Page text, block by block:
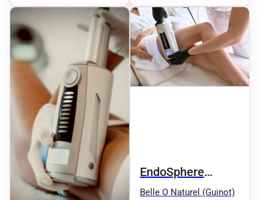
haut du corps 35
min
EndoSphere
Therapy - 12
Belle O Naturel (Guinot)